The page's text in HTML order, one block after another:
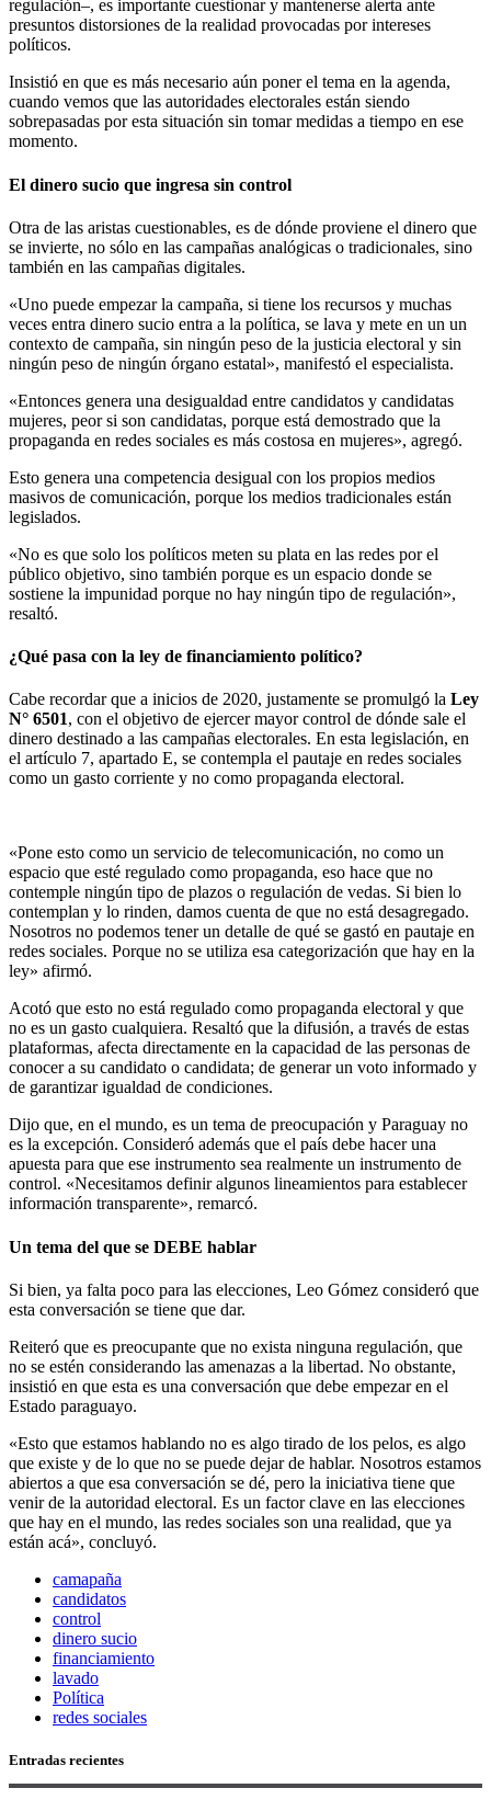
regulación–, es importante cuestionar y mantenerse alerta ante
presuntos distorsiones de la realidad provocadas por intereses
políticos.
Insistió en que es más necesario aún poner el tema en la agenda,
cuando vemos que las autoridades electorales están siendo
sobrepasadas por esta situación sin tomar medidas a tiempo en ese
momento.
El dinero sucio que ingresa sin control
Otra de las aristas cuestionables, es de dónde proviene el dinero que
se invierte, no sólo en las campañas analógicas o tradicionales, sino
también en las campañas digitales.
«Uno puede empezar la campaña, si tiene los recursos y muchas
veces entra dinero sucio entra a la política, se lava y mete en un un
contexto de campaña, sin ningún peso de la justicia electoral y sin
ningún peso de ningún órgano estatal», manifestó el especialista.
«Entonces genera una desigualdad entre candidatos y candidatas
mujeres, peor si son candidatas, porque está demostrado que la
propaganda en redes sociales es más costosa en mujeres», agregó.
Esto genera una competencia desigual con los propios medios
masivos de comunicación, porque los medios tradicionales están
legislados.
«No es que solo los políticos meten su plata en las redes por el
público objetivo, sino también porque es un espacio donde se
sostiene la impunidad porque no hay ningún tipo de regulación»,
resaltó.
¿Qué pasa con la ley de financiamiento político?
Cabe recordar que a inicios de 2020, justamente se promulgó la Ley
N° 6501, con el objetivo de ejercer mayor control de dónde sale el
dinero destinado a las campañas electorales. En esta legislación, en
el artículo 7, apartado E, se contempla el pautaje en redes sociales
como un gasto corriente y no como propaganda electoral.
«Pone esto como un servicio de telecomunicación, no como un
espacio que esté regulado como propaganda, eso hace que no
contemple ningún tipo de plazos o regulación de vedas. Si bien lo
contemplan y lo rinden, damos cuenta de que no está desagregado.
Nosotros no podemos tener un detalle de qué se gastó en pautaje en
redes sociales. Porque no se utiliza esa categorización que hay en la
ley» afirmó.
Acotó que esto no está regulado como propaganda electoral y que
no es un gasto cualquiera. Resaltó que la difusión, a través de estas
plataformas, afecta directamente en la capacidad de las personas de
conocer a su candidato o candidata; de generar un voto informado y
de garantizar igualdad de condiciones.
Dijo que, en el mundo, es un tema de preocupación y Paraguay no
es la excepción. Consideró además que el país debe hacer una
apuesta para que ese instrumento sea realmente un instrumento de
control. «Necesitamos definir algunos lineamientos para establecer
información transparente», remarcó.
Un tema del que se DEBE hablar
Si bien, ya falta poco para las elecciones, Leo Gómez consideró que
esta conversación se tiene que dar.
Reiteró que es preocupante que no exista ninguna regulación, que
no se estén considerando las amenazas a la libertad. No obstante,
insistió en que esta es una conversación que debe empezar en el
Estado paraguayo.
«Esto que estamos hablando no es algo tirado de los pelos, es algo
que existe y de lo que no se puede dejar de hablar. Nosotros estamos
abiertos a que esa conversación se dé, pero la iniciativa tiene que
venir de la autoridad electoral. Es un factor clave en las elecciones
que hay en el mundo, las redes sociales son una realidad, que ya
están acá», concluyó.
camapaña
candidatos
control
dinero sucio
financiamiento
lavado
Política
redes sociales
Entradas recientes